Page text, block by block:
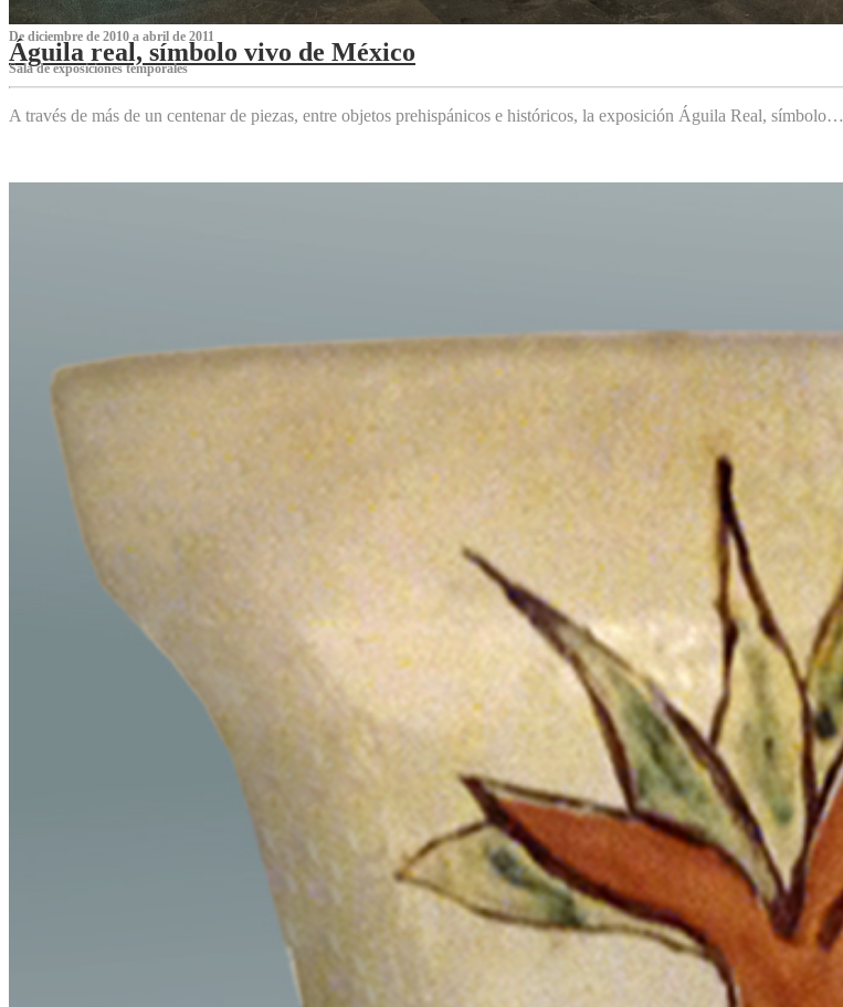
De diciembre de 2010 a abril de 2011
Águila real, símbolo vivo de México
Sala de exposiciones temporales
A través de más de un centenar de piezas, entre objetos prehispánicos e históricos, la exposición Águila Real, símbolo…